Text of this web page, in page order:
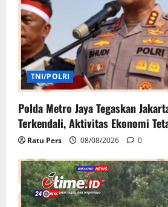
TNI/POLRI
Polda Metro Jaya Tegaskan
Terkendali, Aktivitas Ekonomi
Ratu Pers 08/08/2026 0